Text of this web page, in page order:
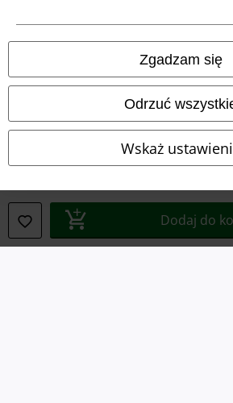
Zgadzam się
Odrzuć
Wskaż
Dodaj do
Regulamin
Dane firmy
Unieszkodliwianie odpadów i ochrona
Informacje dotyczące dostępności